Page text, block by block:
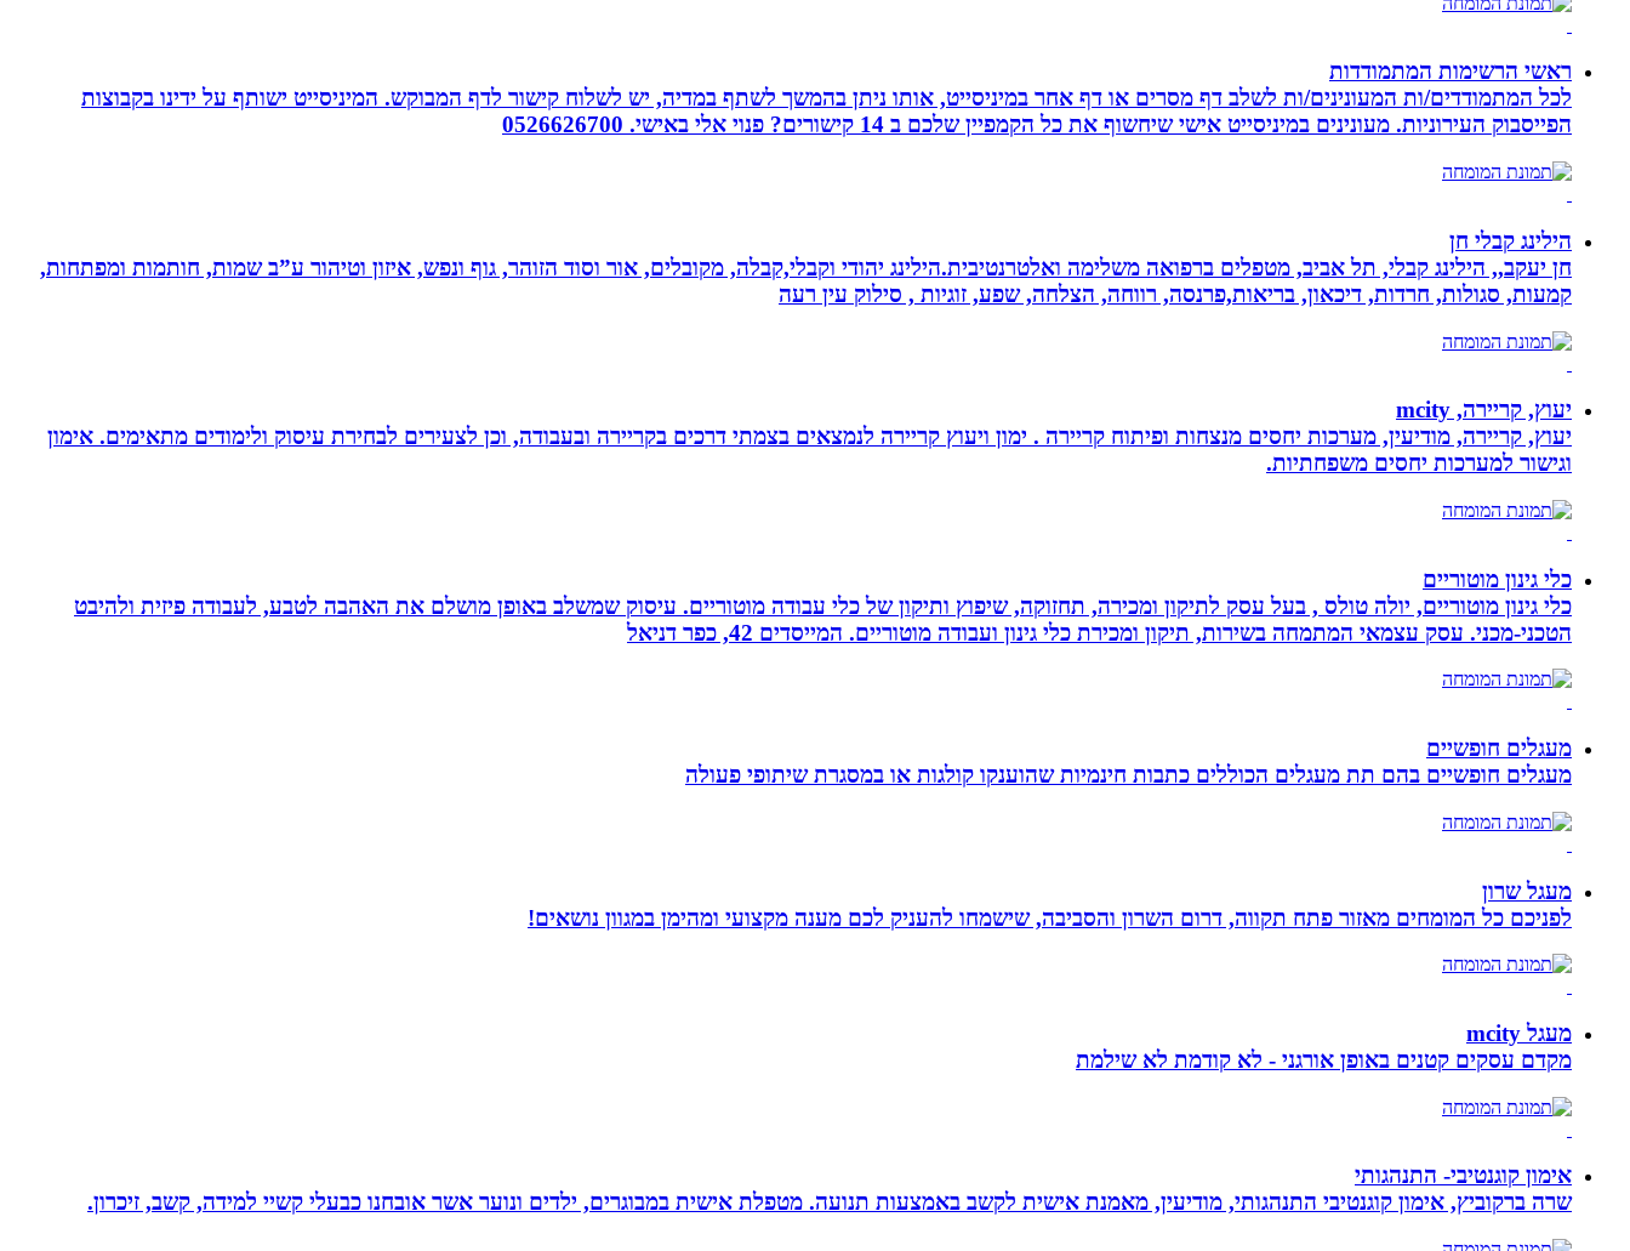
ראשי הרשימות המתמודדות
לכל המתמודדים/ות המעונינים/ות לשלב דף מסרים או דף אחר במיניסייט, אותו ניתן בהמשך לשתף במדיה, יש לשלוח קישור לדף המבוקש. המיניסייט ישותף על ידינו בקבוצות
הפייסבוק העירוניות. מעונינים במיניסייט אישי שיחשוף את כל הקמפיין שלכם ב 14 קישורים? פנוי אלי באישי. 0526626700
הילינג קבלי חן
חן יעקב,, הילינג קבלי, תל אביב, מטפלים ברפואה משלימה ואלטרנטיבית.הילינג יהודי וקבלי,קבלה, מקובלים, אור וסוד הזוהר, גוף ונפש, איזון וטיהור ע”ב שמות, חותמות ומפתחות,
קמעות, סגולות, חרדות, דיכאון, בריאות,פרנסה, רווחה, הצלחה, שפע, זוגיות , סילוק עין רעה
יעוץ, קריירה, mcity
יעוץ, קריירה, מודיעין, מערכות יחסים מנצחות ופיתוח קריירה . ימון ויעוץ קריירה לנמצאים בצמתי דרכים בקריירה ובעבודה, וכן לצעירים לבחירת עיסוק ולימודים מתאימים. אימון
וגישור למערכות יחסים משפחתיות.
כלי גינון מוטוריים
כלי גינון מוטוריים, יולה טולס , בעל עסק לתיקון ומכירה, תחזוקה, שיפוץ ותיקון של כלי עבודה מוטוריים. עיסוק שמשלב באופן מושלם את האהבה לטבע, לעבודה פיזית ולהיבט
הטכני-מכני. עסק עצמאי המתמחה בשירות, תיקון ומכירת כלי גינון ועבודה מוטוריים. המייסדים 42, כפר דניאל
מעגלים חופשיים
מעגלים חופשיים בהם תת מעגלים הכוללים כתבות חינמיות שהוענקו קולגות או במסגרת שיתופי פעולה
מעגל שרון
לפניכם כל המומחים מאזור פתח תקווה, דרום השרון והסביבה, שישמחו להעניק לכם מענה מקצועי ומהימן במגוון נושאים!
מעגל mcity
מקדם עסקים קטנים באופן אורגני - לא קודמת לא שילמת
אימון קוגנטיבי- התנהגותי
שרה ברקוביץ, אימון קוגנטיבי התנהגותי, מודיעין, מאמנת אישית לקשב באמצעות תנועה. מטפלת אישית במבוגרים, ילדים ונוער אשר אובחנו כבעלי קשיי למידה, קשב, זיכרון.